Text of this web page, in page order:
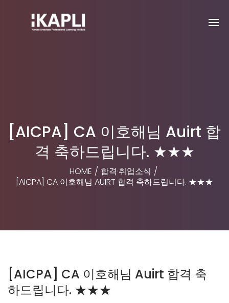
[AICPA] CA 이호해님 Auirt 합
격 축하드립니다. ★★★
HOME / 합격·취업소식 /
[AICPA] CA 이호해님 AUIRT 합격 축하드립니다. ★★★
[AICPA] CA 이호해님 Auirt 합격 축
하드립니다. ★★★